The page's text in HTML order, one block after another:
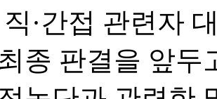
·간접 관련자
종 판결을 앞두